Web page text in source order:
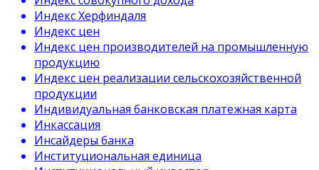
Индекс Херфиндаля
Индекс цен
Индекс цен производителей на промышленную
продукцию
Индекс цен реализации сельскохозяйственной
продукции
Индивидуальная банковская платежная карта
Инкассация
Инсайдеры банка
Институциональная единица